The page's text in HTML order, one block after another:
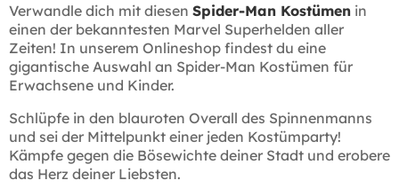
Verwandle dich mit diesen Spider-Man Kostümen in
einen der bekanntesten Marvel Superhelden aller
Zeiten! In unserem Onlineshop findest du eine
gigantische Auswahl an Spider-Man Kostümen für
Erwachsene und Kinder.
Schlüpfe in den blauroten Overall des Spinnenmanns
und sei der Mittelpunkt einer jeden Kostümparty!
Kämpfe gegen die Bösewichte deiner Stadt und erobere
das Herz deiner Liebsten.